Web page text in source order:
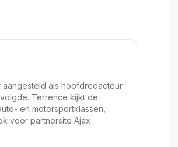
aangesteld als hoofdredacteur.
Terrence kijkt de
en motorsportklassen,
voor partnersite Ajax